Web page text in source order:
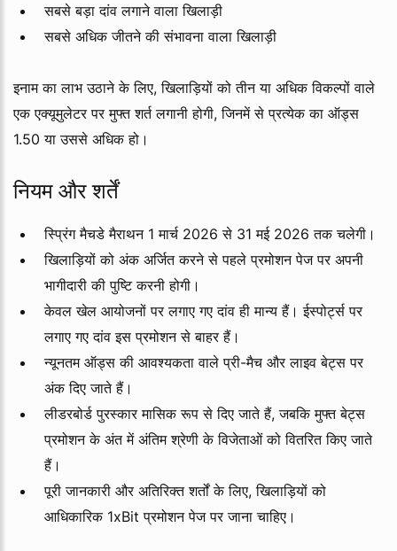
सबसे बड़ा दांव लगाने वाला खिलाड़ी
सबसे अधिक जीतने की संभावना वाला खिलाड़ी
इनाम का लाभ उठाने के लिए, खिलाड़ियों को तीन या अधिक विकल्पों वाले
एक एक्यूमुलेटर पर मुफ्त शर्त लगानी होगी, जिनमें से प्रत्येक का ऑड्स
1.50 या उससे अधिक हो।
नियम और शर्तें
स्प्रिंग मैचडे मैराथन 1 मार्च 2026 से 31 मई 2026 तक चलेगी।
खिलाड़ियों को अंक अर्जित करने से पहले प्रमोशन पेज पर अपनी
भागीदारी की पुष्टि करनी होगी।
केवल खेल आयोजनों पर लगाए गए दांव ही मान्य हैं। ईस्पोर्ट्स पर
लगाए गए दांव इस प्रमोशन से बाहर हैं।
न्यूनतम ऑड्स की आवश्यकता वाले प्री-मैच और लाइव बेट्स पर
अंक दिए जाते हैं।
लीडरबोर्ड पुरस्कार मासिक रूप से दिए जाते हैं, जबकि मुफ्त बेट्स
प्रमोशन के अंत में अंतिम श्रेणी के विजेताओं को वितरित किए जाते
हैं।
पूरी जानकारी और अतिरिक्त शर्तों के लिए, खिलाड़ियों को
आधिकारिक 1xBit प्रमोशन पेज पर जाना चाहिए।